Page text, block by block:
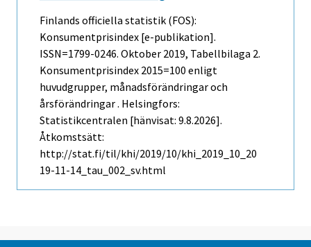
Finlands officiella statistik (FOS):
Konsumentprisindex [e-publikation].
ISSN=1799-0246. Oktober 2019, Tabellbilaga 2.
Konsumentprisindex 2015=100 enligt
huvudgrupper, månadsförändringar och
årsförändringar . Helsingfors:
Statistikcentralen [hänvisat: 9.8.2026].
Åtkomstsätt:
http://stat.fi/til/khi/2019/10/khi_2019_10_20
19-11-14_tau_002_sv.html